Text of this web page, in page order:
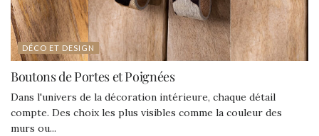
DÉCO ET DESIGN
Boutons de Portes et Poignées
Dans l'univers de la décoration intérieure, chaque détail
compte. Des choix les plus visibles comme la couleur des
murs ou...